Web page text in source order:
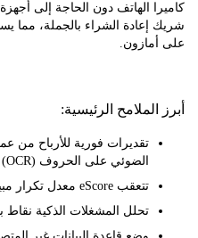
الهاتف دون الحاجة إلى أجهزة
الشراء بالجملة، مما يسهل بيع
الرئيسية:
تقديرات فورية للأرباح من عمليات
الضوئي على الحروف (OCR)
تتعقب eScore معدل تكرار مبيعات الكتب على مدار 180 يومًا
تحلل المشغلات الذكية نقاط بيانات